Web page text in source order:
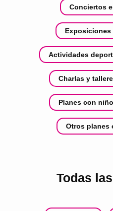
Conciertos
Exposiciones
Actividades
Charlas y
Planes con
Otros planes
Todas